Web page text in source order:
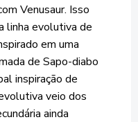
Venusaur. Isso
linha evolutiva de
em uma
de Sapo-diabo
inspiração de
veio dos
ainda